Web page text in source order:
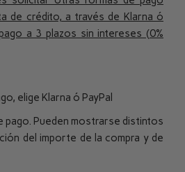
de crédito, a través de Klarna ó
a 3 plazos sin intereses (0%
elige Klarna ó PayPal
pago. Pueden mostrarse distintos
del importe de la compra y de